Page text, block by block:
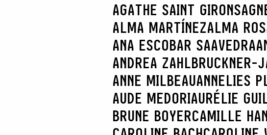
AGATHE SAINT GIRONS
ALMA MARTÍNEZALMA
ANA ESCOBAR SAAVEDRA
ANDREA ZAHLBRUCKNER-
ANNE MILBEAUANNELIES
AUDE MEDORIAURÉLIE
BRUNE BOYERCAMILLE